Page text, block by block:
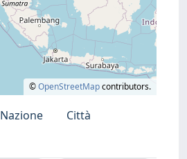
©OpenStreetMapcontributors.
Nazione
Città